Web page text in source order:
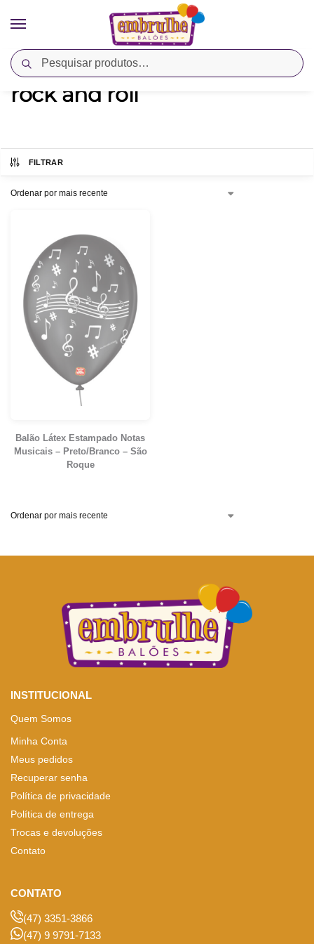
Pesquisar
Início Produtos marcados com a tag “rock and roll”
rock and roll
FILTRAR
Balão Látex Estampado Notas
Musicais – Preto/Branco – São
Roque
INSTITUCIONAL
Quem Somos
Minha Conta
Meus pedidos
Recuperar senha
Política de privacidade
Política de entrega
Trocas e devoluções
Contato
CONTATO
(47) 3351-3866
(47) 9 9791-7133